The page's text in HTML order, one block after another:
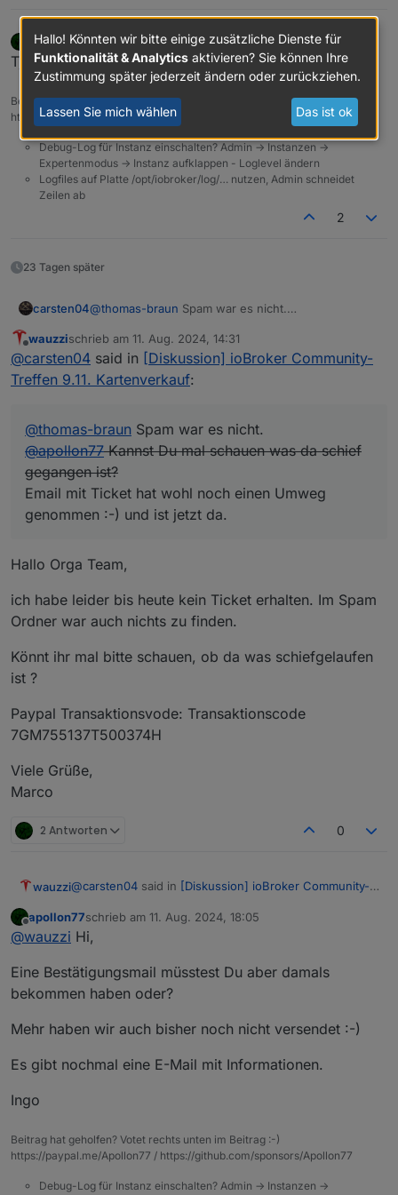
Offline
apollon77schrieb am19. Juli 2024, 10:59
zuletzt editiert von
Tja ... ich denk die 2 sind jetzt auch weg :-) DANKE!!
Beitrag hat geholfen? Votet rechts unten im Beitrag :-)
https://paypal.me/Apollon77 / https://github.com/sponsors/Apollon77
Debug-Log für Instanz einschalten? Admin -> Instanzen ->
Expertenmodus -> Instanz aufklappen - Loglevel ändern
Logfiles auf Platte /opt/iobroker/log/… nutzen, Admin schneidet
Zeilen ab
2
23 Tagen später
carsten04@thomas-braun Spam war es nicht.
gegangen ist?
Email mit Ticket hat wohl noch einen Umweg
genommen :-) und ist jetzt da.
Offline
wauzzischrieb am 11. Aug. 2024, 14:31
zuletzt editiert von
@carsten04 said in [Diskussion] ioBroker Community-
Treffen 9.11. Kartenverkauf:
@thomas-braun Spam war es nicht.
@apollon77Kannst Du mal schauen was da schief
gegangen ist?
Email mit Ticket hat wohl noch einen Umweg
genommen :-) und ist jetzt da.
Hallo Orga Team,
ich habe leider bis heute kein Ticket erhalten. Im Spam
Ordner war auch nichts zu finden.
Könnt ihr mal bitte schauen, ob da was schiefgelaufen
ist ?
Paypal Transaktionsvode: Transaktionscode
7GM755137T500374H
Viele Grüße,
Marco
2 Antworten 0
wauzzi@carsten04 said in [Diskussion] ioBroker Community-
@
gegangen ist?
Email mit Ticket hat wohl noch einen Umweg
genommen :-) und ist jetzt da.
Hallo Orga Team,
ich habe leider bis heute kein Ticket erhalten. Im Spam
Könnt ihr mal bitte schauen, ob da was schiefgelaufen
Paypal Transaktionsvode: Transaktionscode
apollon77schrieb am 11. Aug. 2024, 18:05
zuletzt editiert von
@wauzzi Hi,
Eine Bestätigungsmail müsstest Du aber damals
bekommen haben oder?
Mehr haben wir auch bisher noch nicht versendet :-)
Es gibt nochmal eine E-Mail mit Informationen.
Ingo
Beitrag hat geholfen? Votet rechts unten im Beitrag :-)
https://paypal.me/Apollon77 / https://github.com/sponsors/Apollon77
Debug-Log für Instanz einschalten? Admin -> Instanzen ->
Hallo! Könnten wir bitte einige zusätzliche Dienste für
Funktionalität & Analytics aktivieren? Sie können Ihre
Zustimmung später jederzeit ändern oder zurückziehen.
Lassen Sie mich wählen Das ist ok